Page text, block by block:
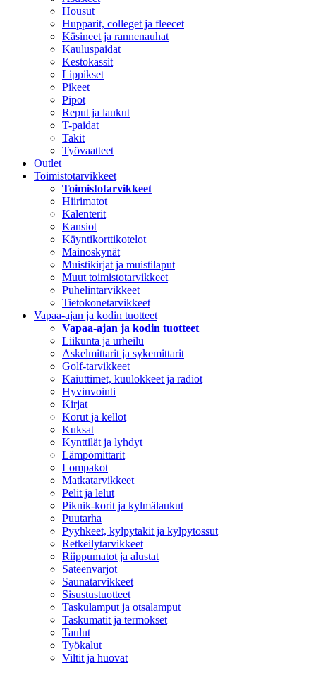
Housut
Hupparit, colleget ja fleecet
Käsineet ja rannenauhat
Kauluspaidat
Kestokassit
Lippikset
Pikeet
Pipot
Reput ja laukut
T-paidat
Takit
Työvaatteet
Outlet
Toimistotarvikkeet
Toimistotarvikkeet
Hiirimatot
Kalenterit
Kansiot
Käyntikorttikotelot
Mainoskynät
Muistikirjat ja muistilaput
Muut toimistotarvikkeet
Puhelintarvikkeet
Tietokonetarvikkeet
Vapaa-ajan ja kodin tuotteet
Vapaa-ajan ja kodin tuotteet
Liikunta ja urheilu
Askelmittarit ja sykemittarit
Golf-tarvikkeet
Kaiuttimet, kuulokkeet ja radiot
Hyvinvointi
Kirjat
Korut ja kellot
Kuksat
Kynttilät ja lyhdyt
Lämpömittarit
Lompakot
Matkatarvikkeet
Pelit ja lelut
Piknik-korit ja kylmälaukut
Puutarha
Pyyhkeet, kylpytakit ja kylpytossut
Retkeilytarvikkeet
Riippumatot ja alustat
Sateenvarjot
Saunatarvikkeet
Sisustustuotteet
Taskulamput ja otsalamput
Taskumatit ja termokset
Taulut
Työkalut
Viltit ja huovat